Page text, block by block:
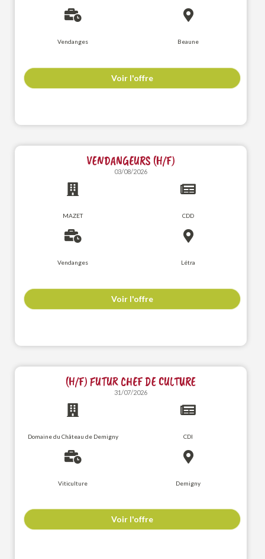
Vendanges Beaune
Voir l'offre
VENDANGEURS (H/F)
03/08/2026
MAZET CDD
Vendanges Létra
Voir l'offre
(H/F) FUTUR CHEF DE CULTURE
31/07/2026
Domaine du Château de Demigny CDI
Viticulture Demigny
Voir l'offre